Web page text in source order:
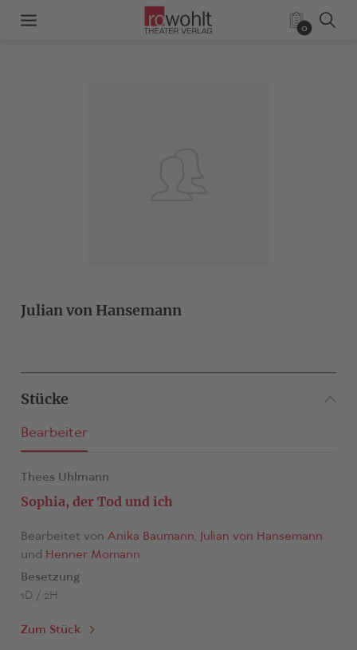
0
Julian von Hansemann
Stücke
Bearbeiter
Thees Uhlmann
Sophia, der Tod und ich
Bearbeitet von Anika Baumann, Julian von Hansemann
und Henner Momann
Besetzung
1D / 2H
Zum Stück